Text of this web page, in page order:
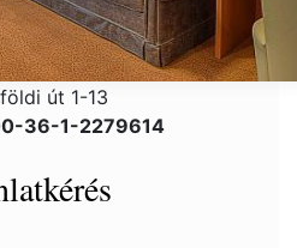
út 1-13
36-1-2279614